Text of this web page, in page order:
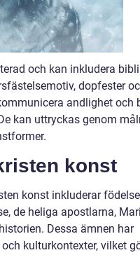
och kan inkludera
dopfester
andlighet och
kan uttryckas genom
konst
konst inkluderar
de heliga apostlarna,
Dessa ämnen har
kulturkontexter, vilket